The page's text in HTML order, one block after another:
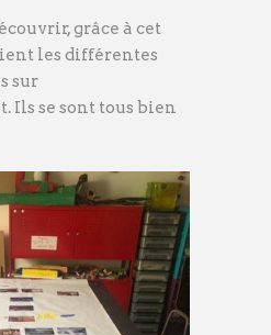
grâce à cet
les différentes
sur
Ils se sont tous bien